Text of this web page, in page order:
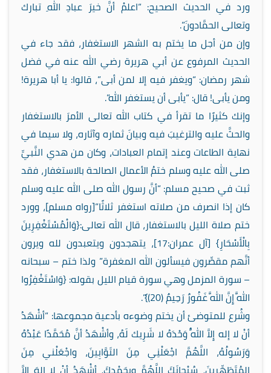
ورد في الحديث الصحيح: “اعلمْ أنَّ خيرَ عبادِ اللهِ تبارك
وتعالى الحمَّادونَ”.
وإن من أجل ما يختم به الشهر الاستغفار، فقد جاء في
الحديث المرفوع عن أبي هريرة رضي الله عنه في فضل
شهر رمضان: “ويغفر فيه إلا لمن أبى”، قالوا: يا أبا هريرة!
ومن يأبى! قال: “يأبى أن يستغفر الله”.
وإنك كثيرًا ما تقرأ في كتاب الله تعالى الأمرَ بالاستغفار
والحثَّ عليه والترغيبَ فيه وبيانَ ثماره وآثاره، ولا سيما في
نهاية الطاعات وعند إتمام العبادات، وكان من هدي النَّبيِّ
صلى الله عليه وسلم ختمُ الأعمال الصالحة بالاستغفار، فقد
ثبت في صحيح مسلم: “أنَّ رسول الله صلى الله عليه وسلم
كان إذا انصرف من صلاته استغفر ثلاثًا”[رواه مسلم]، وورد
ختم صلاة الليل بالاستغفار، قال الله تعالى:{وَالْمُسْتَغْفِرِينَ
بِالْأَسْحَارِ} [آل عمران:17]، يتهجدون ويتعبدون لله ويرون
أنَّهم مقصِّرون فيسألون الله المغفرة” ولذا ختم – سبحانه
– سورة المزمل وهي سورة قيام الليل بقوله: {وَاسْتَغْفِرُوا
اللَّهَ إِنَّ اللَّهَ غَفُورٌ رَحِيمٌ (20)}”.
وشُرع للمتوضئ أن يختم وضوءه بأدعية مجموعها: “أشْهَدُ
أنْ لا إله إِلاَّ اللَّهُ وَحْدَهُ لا شَرِيك لَهُ، وأشْهَدُ أنَّ مُحَمَّدًا عَبْدُهُ
وَرَسُولُهُ، اللَّهُمَّ اجْعَلْنِي مِنَ التَوَّابِينَ، واجْعَلْني مِنَ